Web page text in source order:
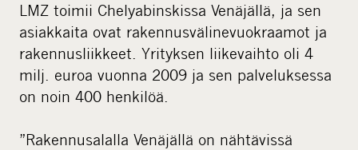
LMZ toimii Chelyabinskissa Venäjällä, ja sen
asiakkaita ovat rakennusvälinevuokraamot ja
rakennusliikkeet. Yrityksen liikevaihto oli 4
milj. euroa vuonna 2009 ja sen palveluksessa
on noin 400 henkilöä.
”Rakennusalalla Venäjällä on nähtävissä